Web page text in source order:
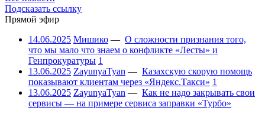
Подсказать ссылку
Прямой эфир
14.06.2025 Мишико — О сложности признания того,
что мы мало что знаем о конфликте «Лесты» и
Генпрокуратуры 1
13.06.2025 ZayunyaTyan — Казахскую скорую помощь
показывают клиентам через «Яндекс.Такси» 1
13.06.2025 ZayunyaTyan — Как не надо закрывать свои
сервисы — на примере сервиса заправки «Турбо»